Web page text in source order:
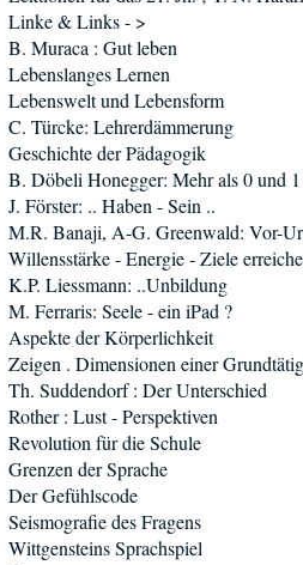
Linke & Links - >
B. Muraca : Gut leben
Lebenslanges Lernen
Lebenswelt und Lebensform
C. Türcke: Lehrerdämmerung
Geschichte der Pädagogik
B. Döbeli Honegger: Mehr als 0 und 1
J. Förster: .. Haben - Sein ..
M.R. Banaji, A-G. Greenwald: Vor-
Willensstärke - Energie - Ziele
K.P. Liessmann: ..Unbildung
M. Ferraris: Seele - ein iPad ?
Aspekte der Körperlichkeit
Zeigen . Dimensionen einer
Th. Suddendorf : Der Unterschied
Rother : Lust - Perspektiven
Revolution für die Schule
Grenzen der Sprache
Der Gefühlscode
Seismografie des Fragens
Wittgensteins Sprachspiel